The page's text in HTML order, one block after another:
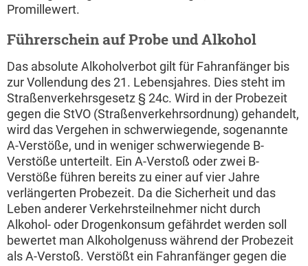
Promillewert.
Führerschein auf Probe und Alkohol
Das absolute Alkoholverbot gilt für Fahranfänger bis
zur Vollendung des 21. Lebensjahres. Dies steht im
Straßenverkehrsgesetz § 24c. Wird in der Probezeit
gegen die StVO (Straßenverkehrsordnung) gehandelt,
wird das Vergehen in schwerwiegende, sogenannte
A-Verstöße, und in weniger schwerwiegende B-
Verstöße unterteilt. Ein A-Verstoß oder zwei B-
Verstöße führen bereits zu einer auf vier Jahre
verlängerten Probezeit. Da die Sicherheit und das
Leben anderer Verkehrsteilnehmer nicht durch
Alkohol- oder Drogenkonsum gefährdet werden soll
bewertet man Alkoholgenuss während der Probezeit
als A-Verstoß. Verstößt ein Fahranfänger gegen die